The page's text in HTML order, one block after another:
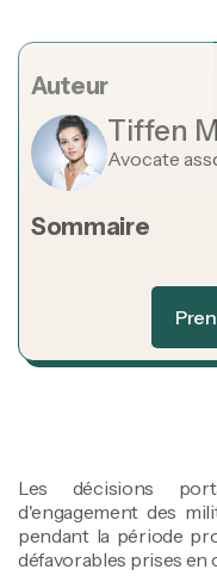
Les décisions
d'engagement des
pendant la période
défavorables prises en
Auteur
Tiffen
Avocate
Sommaire